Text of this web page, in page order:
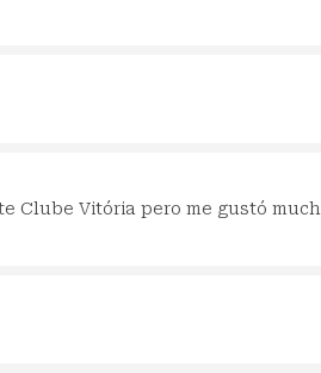
Clube Vitória pero me gustó